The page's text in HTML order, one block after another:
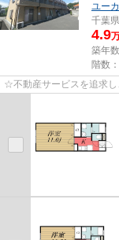
ユー
千葉県
4.9
築年
階数
☆不動産サービスを追求